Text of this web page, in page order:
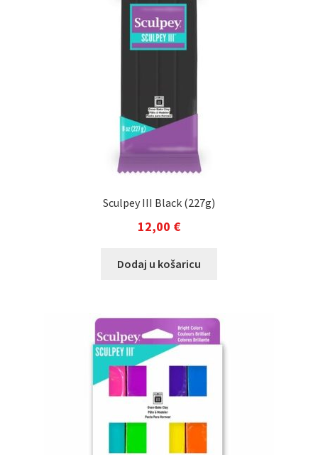
Sculpey III Black (227g)
12,00 €
Dodaj u košaricu